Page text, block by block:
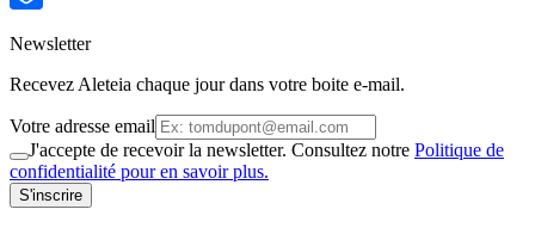
Newsletter
Recevez Aleteia chaque jour dans votre boite e-mail.
Votre adresse email
J'accepte de recevoir la newsletter. Consultez notre Politique de
confidentialité pour en savoir plus.
S'inscrire